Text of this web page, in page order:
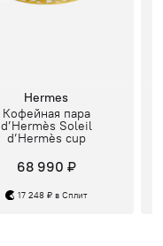
Hermes
Кофейная пара
d’Hermès Soleil
d’Hermès cup
68 990 ₽
17 248 ₽ в Сплит